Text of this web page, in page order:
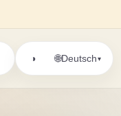
◑ 🌐Deutsch▾